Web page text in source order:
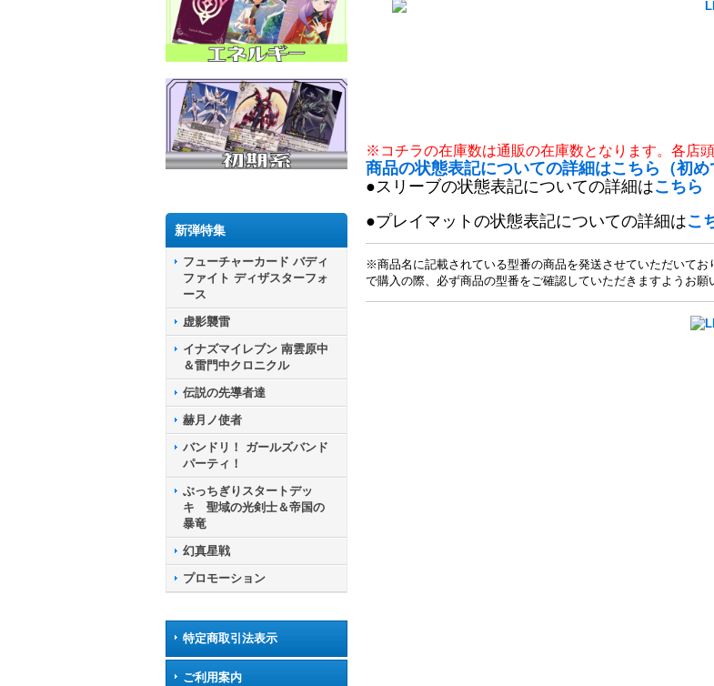
新弾特集
フューチャーカード バディ
ファイト ディザスターフォ
ース
虚影襲雷
イナズマイレブン 南雲原中
＆雷門中クロニクル
伝説の先導者達
赫月ノ使者
バンドリ！ ガールズバンド
パーティ！
ぶっちぎりスタートデッ
キ 聖域の光剣士＆帝国の
暴竜
幻真星戦
プロモーション
特定商取引法表示
ご利用案内
※コチラの在庫数は通販の在庫数となります。各店
商品の状態表記についての詳細はこちら（初
●スリーブの状態表記についての詳細はこちら
●プレイマットの状態表記についての詳細はこ
※商品名に記載されている型番の商品を発送させていただいて
で購入の際、必ず商品の型番をご確認していただきますようお願